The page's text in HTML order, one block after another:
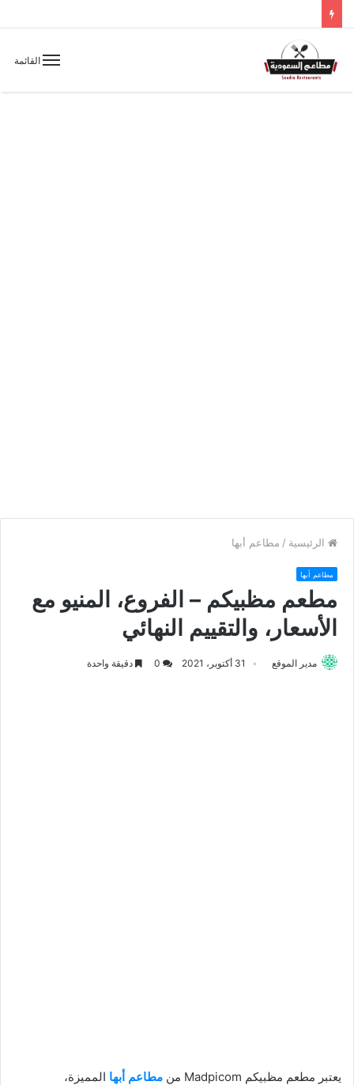
القائمة
الرئيسية / مطاعم أبها
مطاعم أبها
مطعم مظبيكم – الفروع، المنيو مع
الأسعار، والتقييم النهائي
مدير الموقع 31 أكتوبر، 2021 دقيقة واحدة
يعتبر مطعم مظبيكم Madpicom من مطاعم أبها المميزة،